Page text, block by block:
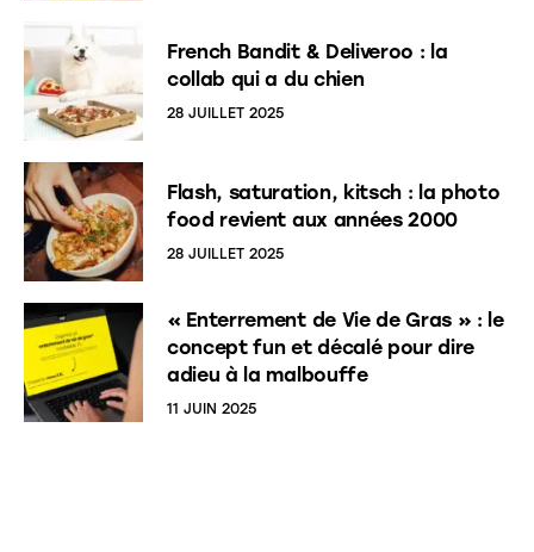
French Bandit & Deliveroo : la
collab qui a du chien
28 JUILLET 2025
Flash, saturation, kitsch : la photo
food revient aux années 2000
28 JUILLET 2025
« Enterrement de Vie de Gras » : le
concept fun et décalé pour dire
adieu à la malbouffe
11 JUIN 2025